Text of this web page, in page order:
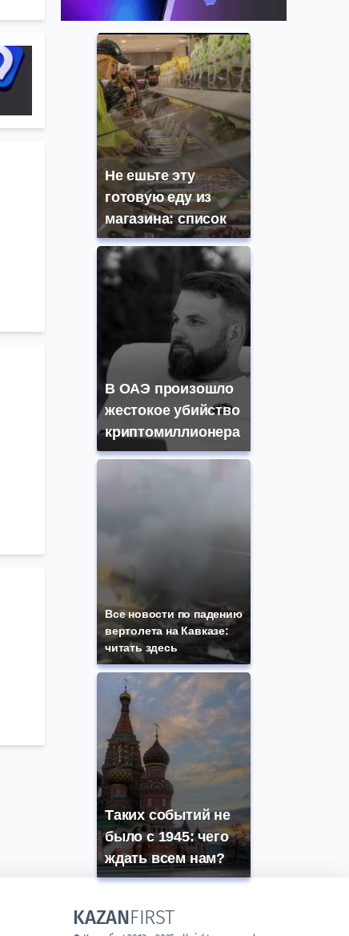
Не ешьте эту
готовую еду из
магазина: список
В ОАЭ произошло
жестокое убийство
криптомиллионера
Все новости по падению
вертолета на Кавказе:
читать здесь
Таких событий не
было с 1945: чего
ждать всем нам?
KAZANFIRST